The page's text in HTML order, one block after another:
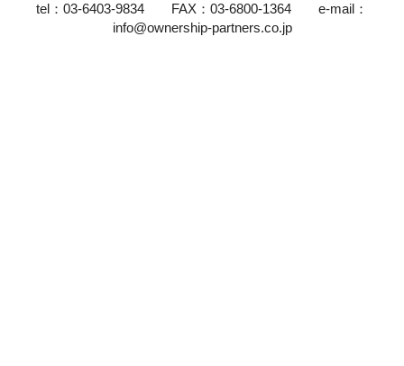
tel：03-6403-9834 FAX：03-6800-1364 e-mail：
info@ownership-partners.co.jp